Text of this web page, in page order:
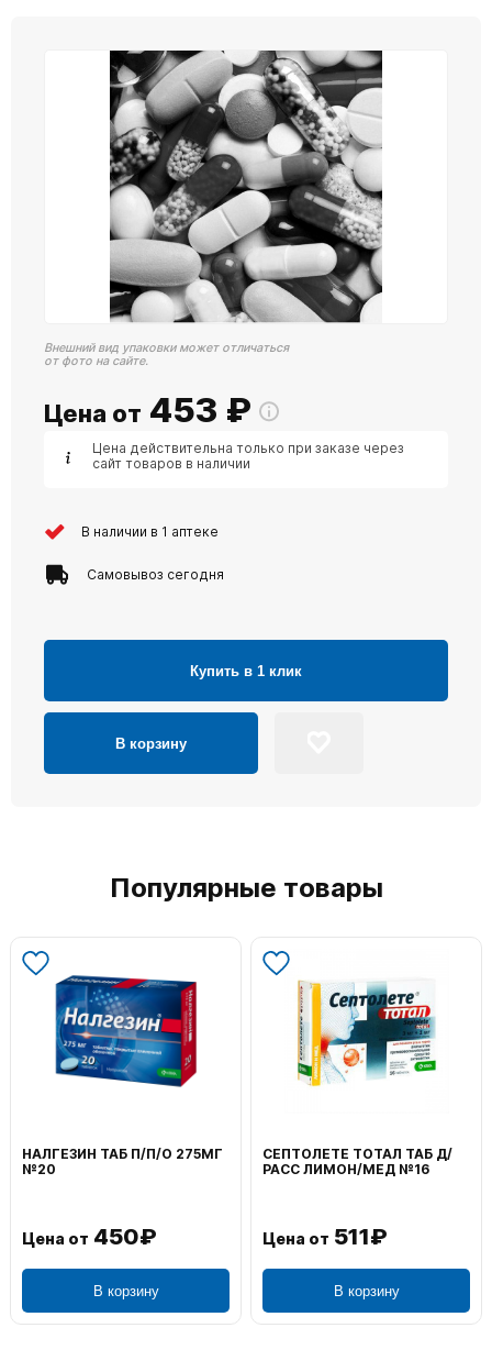
Внешний вид упаковки может отличаться
от фото на сайте.
Цена от 453 ₽
Цена действительна только при заказе через
сайт товаров в наличии
В наличии в 1 аптеке
Самовывоз сегодня
Купить в 1 клик
В корзину
Популярные товары
ВОЛЬТАРЕН ЭМУЛЬГЕЛЬ
НАРУЖ 2% 100Г
Цена от 1 195₽
В корзину
ФЕНИСТИЛ ГЕЛЬ НАРУЖ
0,1% 50Г
Цена от 804₽
В корзину